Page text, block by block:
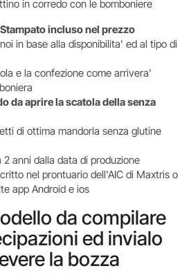
in corredo con le bomboniere
incluso nel prezzo
in base alla disponibilita' ed al tipo di
e la confezione come arrivera'
da aprire la scatola della senza
di ottima mandorla senza glutine
anni dalla data di produzione
nel prontuario dell'AIC di Maxtris o
app Android e ios
da compilare
ed invialo
la bozza